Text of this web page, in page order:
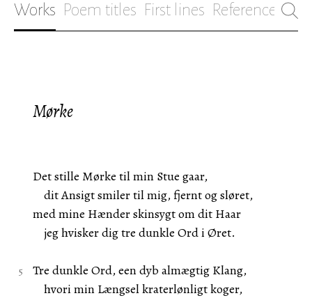
Works Poem titles First lines References
Mørke
Det stille Mørke til min Stue gaar,
dit Ansigt smiler til mig, fjernt og sløret,
med mine Hænder skinsygt om dit Haar
jeg hvisker dig tre dunkle Ord i Øret.
Tre dunkle Ord, een dyb almægtig Klang,
hvori min Længsel kraterlønligt koger,